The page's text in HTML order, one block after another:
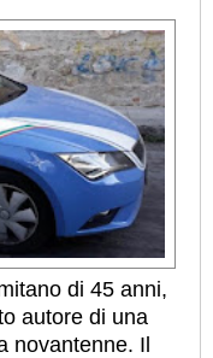
di 45 anni,
autore di una
novantenne. Il